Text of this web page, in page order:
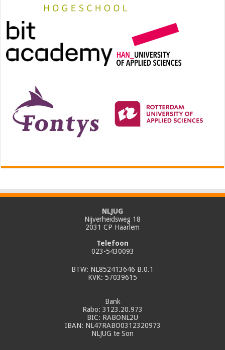
NLJUG
Nijverheidsweg 18
2031 CP Haarlem
Telefoon
023-5430093
BTW: NL852413646 B.0.1
KVK: 57039615
Bank
Rabo: 3123.20.973
BIC: RABONL2U
IBAN: NL47RABO0312320973
NLJUG te Son